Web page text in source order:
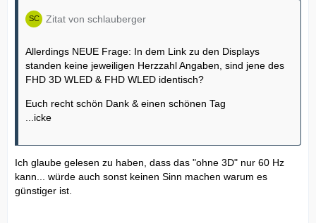
Zitat von schlauberger
Allerdings NEUE Frage: In dem Link zu den Displays
standen keine jeweiligen Herzzahl Angaben, sind jene des
FHD 3D WLED & FHD WLED identisch?
Euch recht schön Dank & einen schönen Tag
...icke
Ich glaube gelesen zu haben, dass das "ohne 3D" nur 60 Hz
kann... würde auch sonst keinen Sinn machen warum es
günstiger ist.